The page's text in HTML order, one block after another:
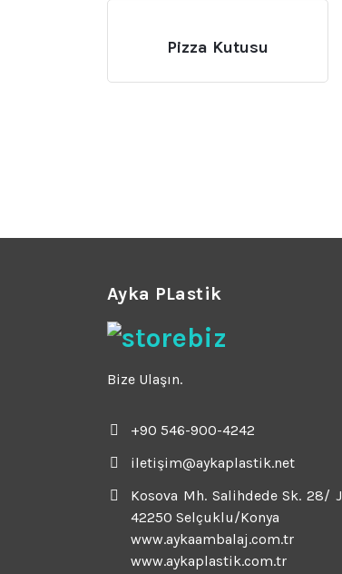
Pizza Kutusu
Ayka PLastik
Bize Ulaşın.
+90 546-900-4242
iletişim@aykaplastik.net
Kosova Mh. Salihdede Sk. 28/ J
42250 Selçuklu/Konya
www.aykaambalaj.com.tr
www.aykaplastik.com.tr